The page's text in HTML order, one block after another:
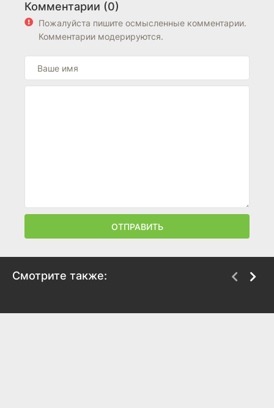
Комментарии (0)
Пожалуйста пишите осмысленные комментарии.
Комментарии модерируются.
ОТПРАВИТЬ
Смотрите также: